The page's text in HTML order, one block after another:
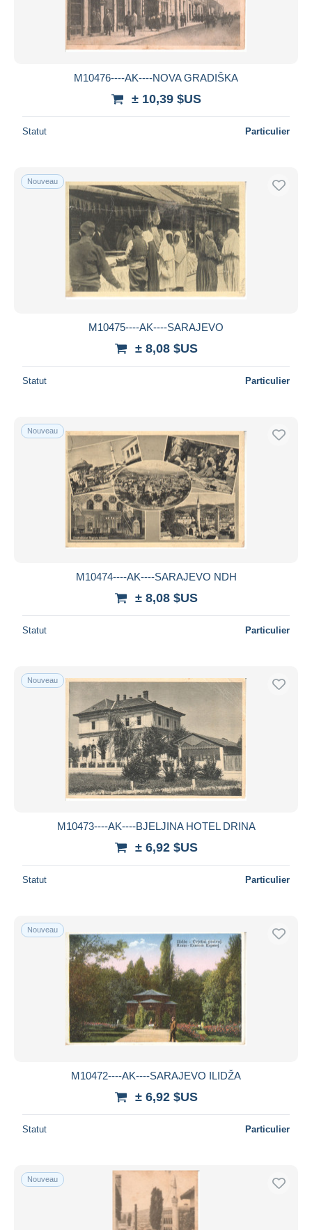
M10476----AK----NOVA GRADIŠKA
± 10,39 $US
Statut Particulier
Nouveau
M10475----AK----SARAJEVO
± 8,08 $US
Statut Particulier
Nouveau
M10474----AK----SARAJEVO NDH
± 8,08 $US
Statut Particulier
Nouveau
M10473----AK----BJELJINA HOTEL DRINA
± 6,92 $US
Statut Particulier
Nouveau
M10472----AK----SARAJEVO ILIDŽA
± 6,92 $US
Statut Particulier
Nouveau